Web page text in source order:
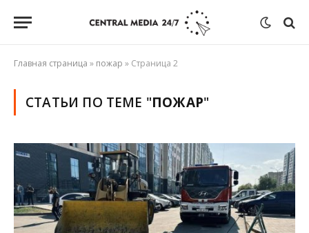
Главная страница » пожар » Страница 2
СТАТЬИ ПО ТЕМЕ "ПОЖАР"